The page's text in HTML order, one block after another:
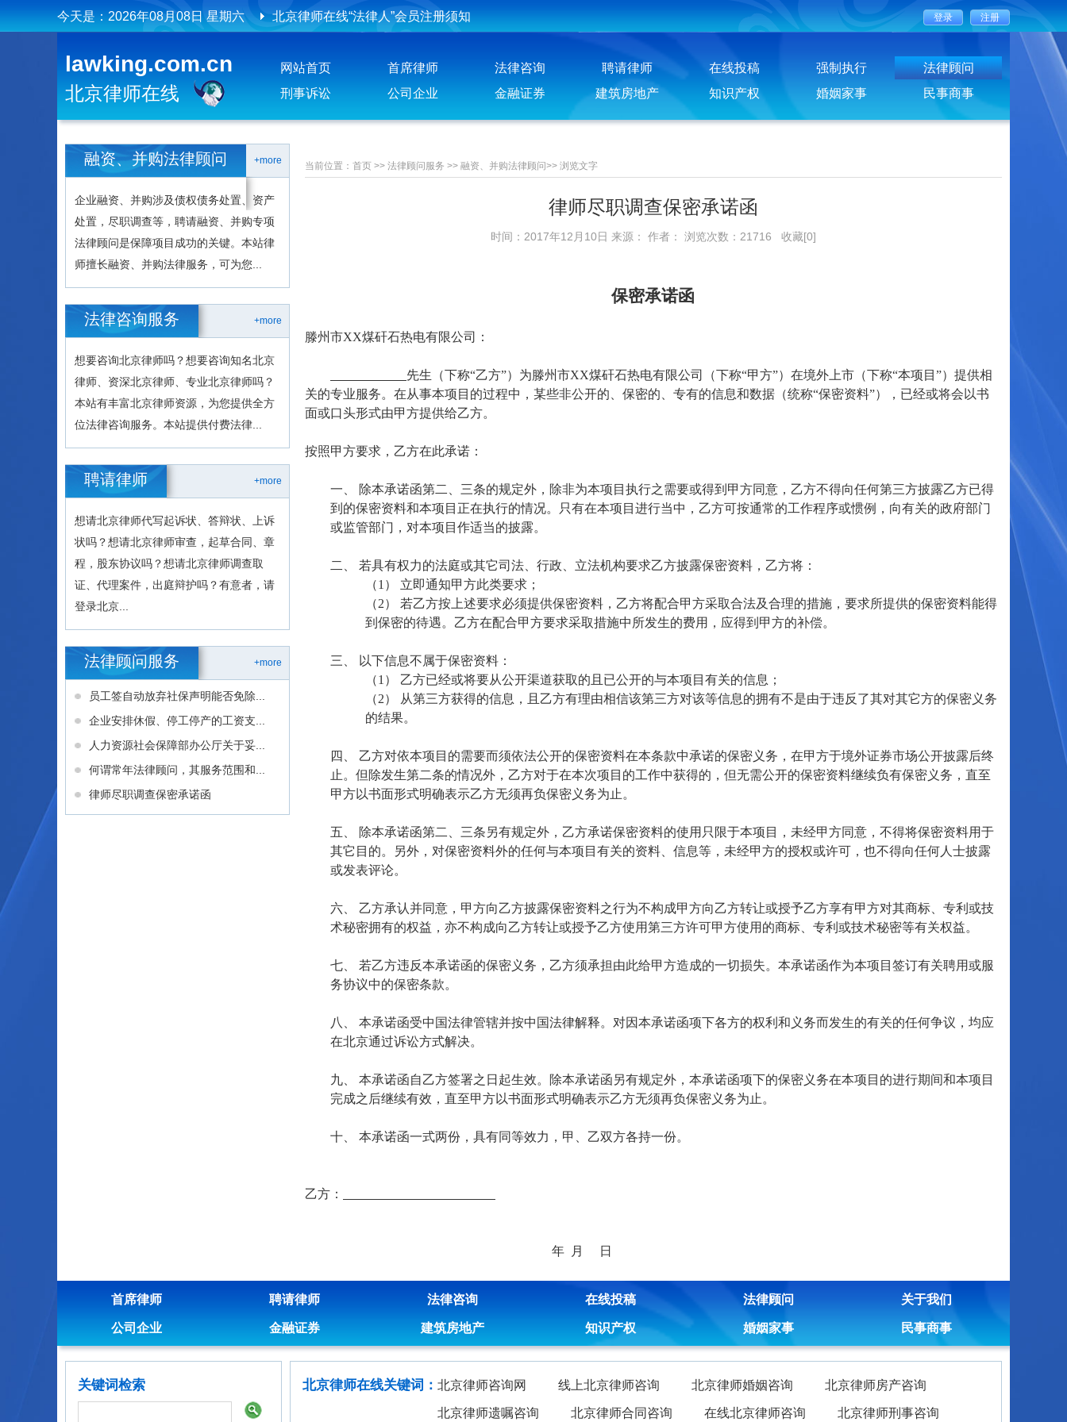
今天是： 2026年08月08日 星期六 北京律师在线“法律人”会员注册须知
lawking.com.cn
北京律师在线
网站首页 首席律师 法律咨询 聘请律师 在线投稿 强制执行
法律顾问
刑事诉讼
公司企业 金融证券 建筑房地产 知识产权 婚姻家事 民事商事
+more
融资、并购法律顾问
企业融资、并购涉及债权债务处置、资产
处置，尽职调查等，聘请融资、并购专项
法律顾问是保障项目成功的关键。本站律
师擅长融资、并购法律服务，可为您...
+more
法律咨询服务
想要咨询北京律师吗？想要咨询知名北京
律师、资深北京律师、专业北京律师吗？
本站有丰富北京律师资源，为您提供全方
位法律咨询服务。本站提供付费法律...
+more
聘请律师
想请北京律师代写起诉状、答辩状、上诉
状吗？想请北京律师审查，起草合同、章
程，股东协议吗？想请北京律师调查取
证、代理案件，出庭辩护吗？有意者，请
登录北京...
+more
法律顾问服务
员工签自动放弃社保声明能否免除...
企业安排休假、停工停产的工资支...
人力资源社会保障部办公厅关于妥...
何谓常年法律顾问，其服务范围和...
律师尽职调查保密承诺函
当前位置： 首页 >> 法律顾问服务 >> 融资、并购法律顾问>> 浏览文字
律师尽职调查保密承诺函
时间：2017年12月10日 来源： 作者： 浏览次数：21716 收藏[0]
保密承诺函
滕州市XX煤矸石热电有限公司：
先生（下称“乙方”）为滕州市XX煤矸石热电有限公司（下称“甲方”）在境外上市（下称“本项目”）提供相
关的专业服务。在从事本项目的过程中，某些非公开的、保密的、专有的信息和数据（统称“保密资料”），已经或将会以书
面或口头形式由甲方提供给乙方。
按照甲方要求，乙方在此承诺：
一、
除本承诺函第二、三条的规定外，除非为本项目执行之需要或得到甲方同意，乙方不得向任何第三方披露乙方已得
到的保密资料和本项目正在执行的情况。只有在本项目进行当中，乙方可按通常的工作程序或惯例，向有关的政府部门
或监管部门，对本项目作适当的披露。
二、 若具有权力的法庭或其它司法、行政、立法机构要求乙方披露保密资料，乙方将：
（1） 立即通知甲方此类要求；
（2） 若乙方按上述要求必须提供保密资料，乙方将配合甲方采取合法及合理的措施，要求所提供的保密资料能得
到保密的待遇。乙方在配合甲方要求采取措施中所发生的费用，应得到甲方的补偿。
三、
以下信息不属于保密资料：
（1） 乙方已经或将要从公开渠道获取的且已公开的与本项目有关的信息；
（2）
从第三方获得的信息，且乙方有理由相信该第三方对该等信息的拥有不是由于违反了其对其它方的保密义务
的结果。
四、 乙方对依本项目的需要而须依法公开的保密资料在本条款中承诺的保密义务，在甲方于境外证券市场公开披露后终
止。但除发生第二条的情况外，乙方对于在本次项目的工作中获得的，但无需公开的保密资料继续负有保密义务，直至
甲方以书面形式明确表示乙方无须再负保密义务为止。
五、
除本承诺函第二、三条另有规定外，乙方承诺保密资料的使用只限于本项目，未经甲方同意，不得将保密资料用于
其它目的。另外，对保密资料外的任何与本项目有关的资料、信息等，未经甲方的授权或许可，也不得向任何人士披露
或发表评论。
六、 乙方承认并同意，甲方向乙方披露保密资料之行为不构成甲方向乙方转让或授予乙方享有甲方对其商标、专利或技
术秘密拥有的权益，亦不构成向乙方转让或授予乙方使用第三方许可甲方使用的商标、专利或技术秘密等有关权益。
七、 若乙方违反本承诺函的保密义务，乙方须承担由此给甲方造成的一切损失。本承诺函作为本项目签订有关聘用或服
务协议中的保密条款。
八、 本承诺函受中国法律管辖并按中国法律解释。对因本承诺函项下各方的权利和义务而发生的有关的任何争议，均应
在北京通过诉讼方式解决。
九、 本承诺函自乙方签署之日起生效。除本承诺函另有规定外，本承诺函项下的保密义务在本项目的进行期间和本项目
完成之后继续有效，直至甲方以书面形式明确表示乙方无须再负保密义务为止。
十、 本承诺函一式两份，具有同等效力，甲、乙双方各持一份。
乙方：
年 月 日
首席律师 聘请律师 法律咨询 在线投稿 法律顾问 关于我们
公司企业 金融证券 建筑房地产 知识产权 婚姻家事 民事商事
关键词检索 北京律师在线关键词： 北京律师咨询网 线上北京律师咨询 北京律师婚姻咨询 北京律师房产咨询
北京律师遗嘱咨询 北京律师合同咨询 在线北京律师咨询 北京律师刑事咨询